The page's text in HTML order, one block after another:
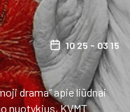
10 25 - 03 15
drama“ apie liūdnai
nuotykius, KVMT